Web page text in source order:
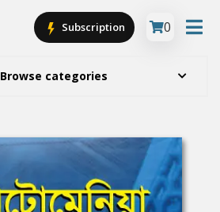
Browse categories
Subscription 0